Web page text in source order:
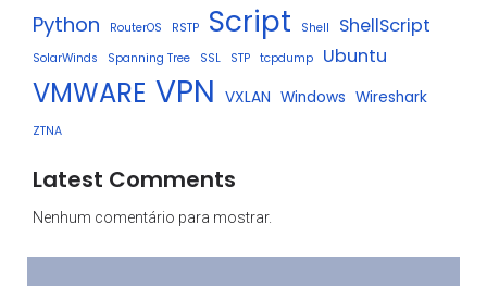
Python RouterOS RSTP Script Shell ShellScript
SolarWinds Spanning Tree SSL STP tcpdump Ubuntu
VMWARE VPN VXLAN Windows Wireshark
ZTNA
Latest Comments
Nenhum comentário para mostrar.